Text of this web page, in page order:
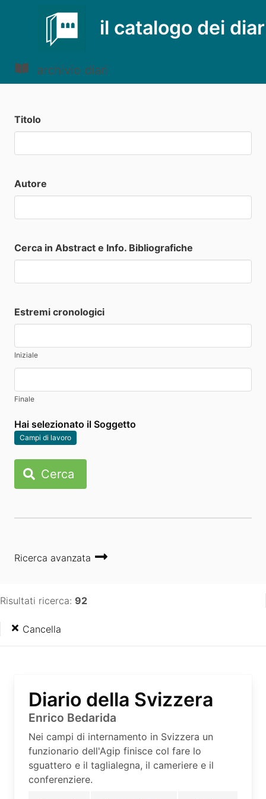
il catalogo dei
archivio diari
Titolo
Autore
Cerca in Abstract e Info. Bibliografiche
Estremi cronologici
Iniziale
Finale
Hai selezionato il Soggetto
Campi di lavoro
Cerca
Ricerca avanzata
Risultati ricerca: 92
Cancella
Diario della Svizzera
Enrico Bedarida
Nei campi di internamento in Svizzera un
funzionario dell'Agip finisce col fare lo
sguattero e il taglialegna, il cameriere e il
conferenziere.